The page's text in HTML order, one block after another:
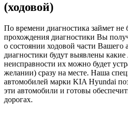
(ходовой)
По времени диагностика займет не
прохождения диагностики Вы
о состоянии ходовой части Вашего
диагностики будут выявлены какие
неисправности их можно будет
желании) сразу на месте. Наша
автомобилей марки KIA Hyundai
эти автомобили и готовы
дорогах.